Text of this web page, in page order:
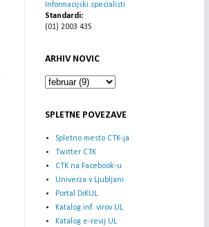
Informacijski specialisti
Standardi:
(01) 2003 435
ARHIV NOVIC
SPLETNE POVEZAVE
Spletno mesto CTK-ja
Twitter CTK
CTK na Facebook-u
Univerza v Ljubljani
Portal DiKUL
Katalog inf. virov UL
Katalog e-revij UL